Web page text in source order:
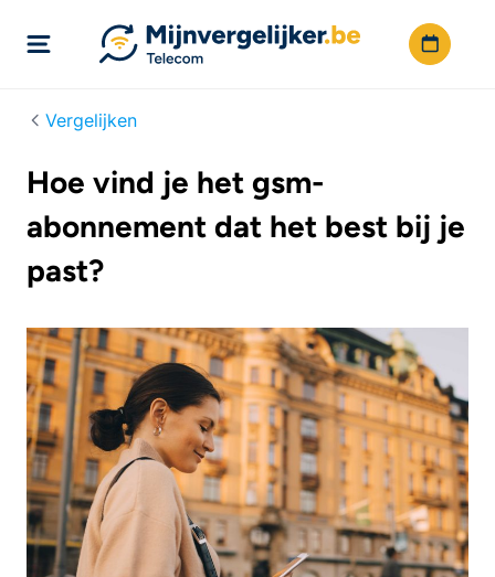
Vergelijken
Hoe vind je het gsm-
abonnement dat het best bij je
past?